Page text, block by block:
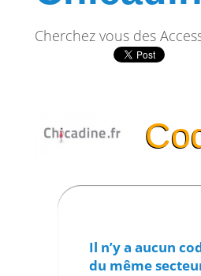
Cherchez vous des
Il n’y a aucun
du même